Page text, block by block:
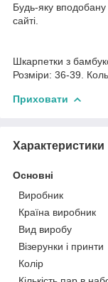
Будь-яку
сайті.
Шкарпетки з
Розміри: 36-39.
Приховати
Характеристики
Основні
Виробник
Країна виробник
Вид виробу
Візерунки і принти
Колір